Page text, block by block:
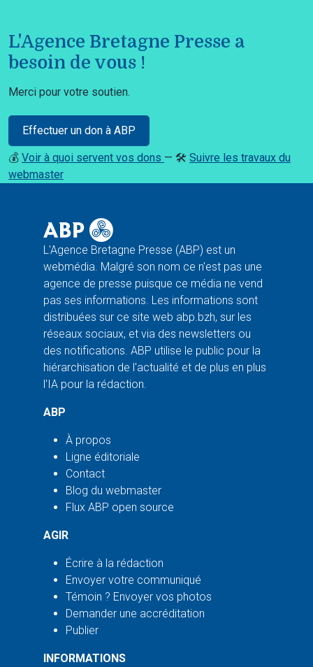
L'Agence Bretagne Presse a
besoin de vous !
Merci pour votre soutien.
Effectuer un don à ABP
💰 Voir à quoi servent vos dons — 🛠️ Suivre les travaux du
webmaster
L'Agence Bretagne Presse (ABP) est un
webmédia. Malgré son nom ce n'est pas une
agence de presse puisque ce média ne vend
pas ses informations. Les informations sont
distribuées sur ce site web abp.bzh, sur les
réseaux sociaux, et via des newsletters ou
des notifications. ABP utilise le public pour la
hiérarchisation de l'actualité et de plus en plus
l'IA pour la rédaction.
ABP
À propos
Ligne éditoriale
Contact
Blog du webmaster
Flux ABP open source
AGIR
Écrire à la rédaction
Envoyer votre communiqué
Témoin ? Envoyer vos photos
Demander une accréditation
Publier
INFORMATIONS